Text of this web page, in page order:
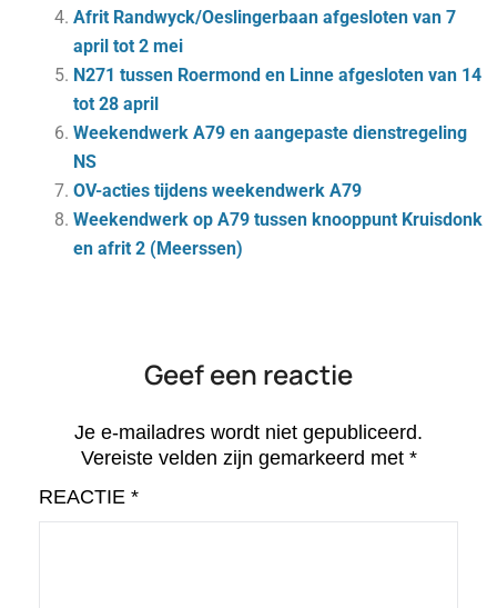
Afrit Randwyck/Oeslingerbaan afgesloten van 7
april tot 2 mei
N271 tussen Roermond en Linne afgesloten van 14
tot 28 april
Weekendwerk A79 en aangepaste dienstregeling
NS
OV-acties tijdens weekendwerk A79
Weekendwerk op A79 tussen knooppunt Kruisdonk
en afrit 2 (Meerssen)
Geef een reactie
Je e-mailadres wordt niet gepubliceerd.
Vereiste velden zijn gemarkeerd met *
REACTIE *